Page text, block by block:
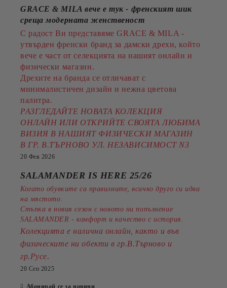
GRACE & MILA вече е тук - френският шик
среща модерната женственост
С радост Ви представяме GRACE & MILA -
утвърден френски бранд за дамски дрехи, който
вече е част от селекцията на нашият онлайн и
физически магазин.
Дрехите на бранда се отличават с
минималистичен дизайн и нежна цветова
палитра.
РАЗГЛЕДАЙТЕ НОВАТА КОЛЕКЦИЯ
ОНЛАЙН ИЛИ ОТКРИЙТЕ СВОЯТА ЛЮБИМА
ВИЗИЯ В НАШИЯТ ФИЗИЧЕСКИ МАГАЗИН
В ГР. В.ТЪРНОВО УЛ. НЕЗАВИСИМОСТ N3
20 Фев 2026
SALAMANDER IS HERE 25/26
Когато обувките са правилните, всичко друго си идва
на мястото.
Стъпка в новия сезон с новото ни попълнение
SALAMANDER - комфорт и качество с история.
Колекцията е налична онлайн, както и във
физическите ни обекти в гр.В.Търново и
гр.Русе.
20 Сеп 2025
Абонирай се за новини